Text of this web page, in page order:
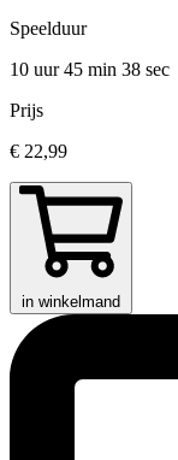
Speelduur
10 uur 45 min 38 sec
Prijs
€ 22,99
in winkelmand